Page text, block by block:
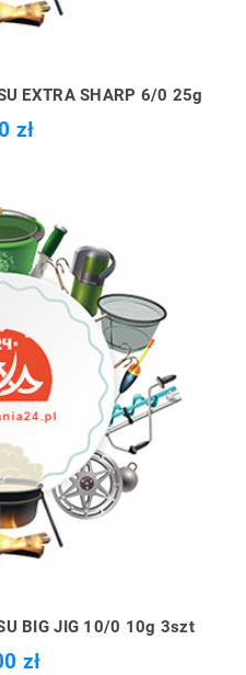
EXTRA SHARP 6/0 25g
zł
BIG JIG 10/0 10g 3szt
zł